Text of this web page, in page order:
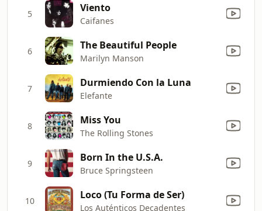
5 Viento
Caifanes
6 The Beautiful People
Marilyn Manson
7 Durmiendo Con la Luna
Elefante
8 Miss You
The Rolling Stones
9 Born In the U.S.A.
Bruce Springsteen
10 Loco (Tu Forma de Ser)
Los Auténticos Decadentes